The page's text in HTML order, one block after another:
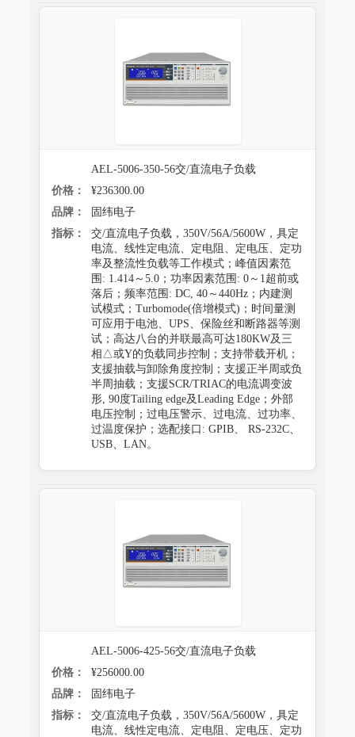
AEL-5006-350-56交/直流电子负载
价格：
¥236300.00
品牌：
固纬电子
指标：
交/直流电子负载，350V/56A/5600W，具定
电流、线性定电流、定电阻、定电压、定功
率及整流性负载等工作模式；峰值因素范
围: 1.414～5.0；功率因素范围: 0～1超前或
落后；频率范围: DC, 40～440Hz；内建测
试模式；Turbomode(倍增模式)；时间量测
可应用于电池、UPS、保险丝和断路器等测
试；高达八台的并联最高可达180KW及三
相△或Y的负载同步控制；支持带载开机；
支援抽载与卸除角度控制；支援正半周或负
半周抽载；支援SCR/TRIAC的电流调变波
形, 90度Tailing edge及Leading Edge；外部
电压控制；过电压警示、过电流、过功率、
过温度保护；选配接口: GPIB、 RS-232C、
USB、LAN。
AEL-5006-425-56交/直流电子负载
价格：
¥256000.00
品牌：
固纬电子
指标：
交/直流电子负载，350V/56A/5600W，具定
电流、线性定电流、定电阻、定电压、定功